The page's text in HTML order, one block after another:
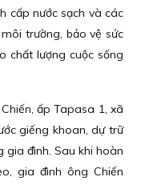
cấp nước sạch và các
trường, bảo vệ sức
chất lượng cuộc sống
ấp Tapasa 1, xã
giếng khoan, dự trữ
gia đình. Sau khi hoàn
gia đình ông Chiến